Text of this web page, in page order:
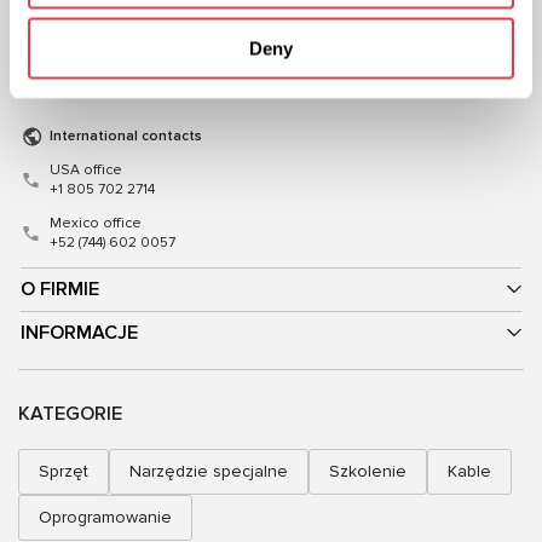
Deny
O FIRMIE
INFORMACJE
+38 (057) 728-49-64
Mon–Fri, 09:00–18:00 (UTC+3)
International contacts
USA office
+1 805 702 2714
Mexico office
+52 (744) 602 0057
KATEGORIE
Sprzęt Narzędzie specjalne Szkolenie Kable
Oprogramowanie